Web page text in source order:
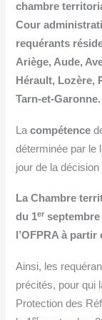
chambre
Cour
requérants
Ariège, Aude,
Hérault, Lozère,
Tarn-et-Garonne.
Lacompétence
déterminée par le
jour de la décision
La Chambre
du 1er
l’OFPRA à
Ainsi, les
précités, pour qui
Protection des